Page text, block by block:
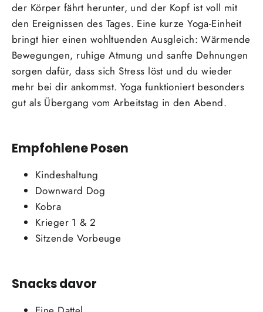
der Körper fährt herunter, und der Kopf ist voll mit
den Ereignissen des Tages. Eine kurze Yoga-Einheit
bringt hier einen wohltuenden Ausgleich: Wärmende
Bewegungen, ruhige Atmung und sanfte Dehnungen
sorgen dafür, dass sich Stress löst und du wieder
mehr bei dir ankommst. Yoga funktioniert besonders
gut als Übergang vom Arbeitstag in den Abend.
Empfohlene Posen
Kindeshaltung
Downward Dog
Kobra
Krieger 1 & 2
Sitzende Vorbeuge
Snacks davor